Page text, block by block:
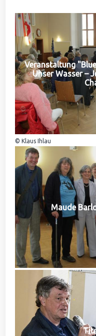
Veranstaltung
Unser Wasser –
© Klaus Ihlau
Maude